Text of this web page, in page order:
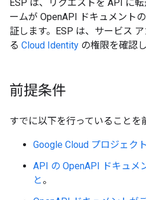
ESP は、リクエストを API に
ームが OpenAPI ドキュメント
証します。ESP は、サービス
る Cloud Identity の権限を確認
前提条件
すでに以下を行っていることを
Google Cloud プロジェク
API の OpenAPI ドキュメ
と 。